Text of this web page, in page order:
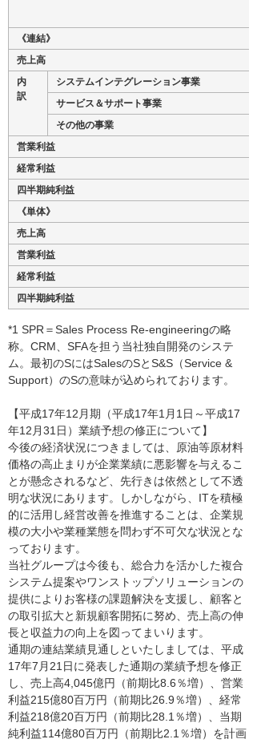
《連結》
売上高
内
訳
システムインテグレーション事業
サービス＆サポート事業
その他の事業
営業利益
経常利益
四半期純利益
《単体》
売上高
営業利益
経常利益
四半期純利益
*1 SPR＝Sales Process Re-engineeringの略
称。CRM、SFAを担う当社独自開発のシステ
ム。最初のSにはSalesのSとS&S（Service &
Support）のSの意味が込められております。
【平成17年12月期（平成17年1月1日～平成17
年12月31日）業績予想の修正について】
今後の経済状況につきましては、原油等原材料
価格の高止まりが企業業績に悪影響を与えるこ
とが懸念されるなど、先行きは依然として不透
明な状況にあります。しかしながら、ITを積極
的に活用し経営改善を推進することは、企業規
模の大小や業種業態を問わず不可欠な状況とな
っております。
当社グループは今後も、総合力を活かした複合
システム提案やワンストップソリューションの
提供によりお客様の課題解決を支援し、顧客と
の取引拡大と新規顧客開拓に努め、売上高の伸
長と収益力の向上を図ってまいります。
通期の連結業績見通しといたしましては、平成
17年7月21日に発表した通期の業績予想を修正
し、売上高4,045億円（前期比8.6％増）、営業
利益215億80百万円（前期比26.9％増）、経常
利益218億20百万円（前期比28.1％増）、当期
純利益114億80百万円（前期比2.1％増）を計画